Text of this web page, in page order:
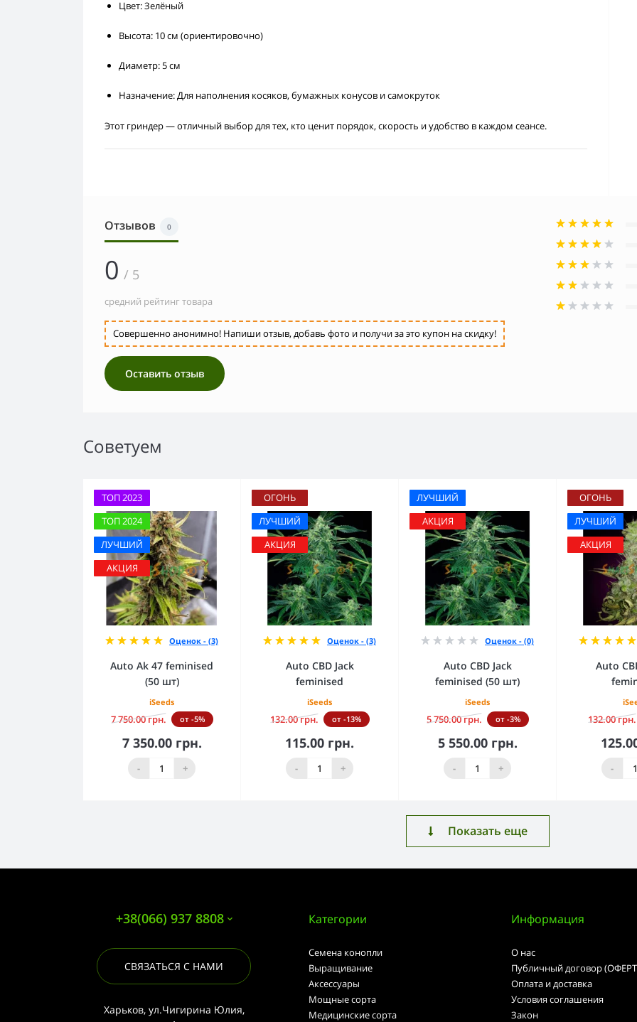
Цвет: Зелёный
Высота: 10 см (ориентировочно)
Диаметр: 5 см
Назначение: Для наполнения косяков, бумажных конусов и самокруток
Этот гриндер — отличный выбор для тех, кто ценит порядок, скорость и удобство в каждом сеансе.
Отзывов 0
0 / 5
средний рейтинг товара
Совершенно анонимно! Напиши отзыв, добавь фото и получи за это купон на скидку!
Оставить отзыв
Советуем
ТОП 2023
ТОП 2024
ЛУЧШИЙ
АКЦИЯ
Оценок - (3)
Auto Ak 47 feminised
(50 шт)
iSeeds
7 750.00 грн. от -5%
7 350.00 грн.
- +
В корзину
ОГОНЬ
ЛУЧШИЙ
АКЦИЯ
Оценок - (3)
Auto CBD Jack
feminised
iSeeds
132.00 грн. от -13%
115.00 грн.
- +
В корзину
ЛУЧШИЙ
АКЦИЯ
Оценок - (0)
Auto CBD Jack
feminised (50 шт)
iSeeds
5 750.00 грн. от -3%
5 550.00 грн.
- +
В корзину
ОГОНЬ
ЛУЧШИЙ
АКЦИЯ
Auto
132.00 грн.
- В
Показать еще
+38(066) 937 8808
СВЯЗАТЬСЯ С НАМИ
Харьков, ул.Чигирина Юлия,
Категории
Семена конопли
Выращивание
Аксессуары
Мощные сорта
Медицинские сорта
Информация
О нас
Публичный договор
Оплата и доставка
Условия соглашения
Закон